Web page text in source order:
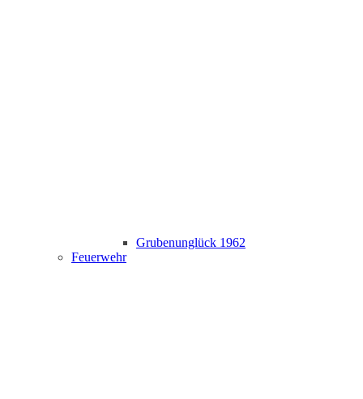
Grubenunglück 1962
Feuerwehr